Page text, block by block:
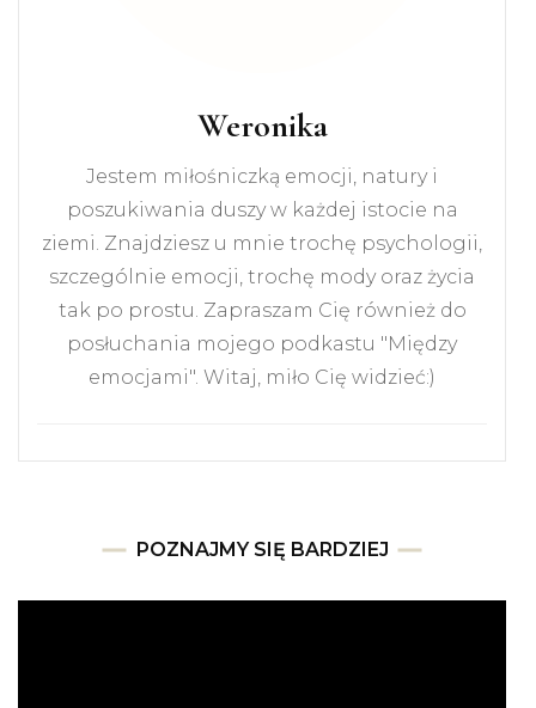
Weronika
Jestem miłośniczką emocji, natury i
poszukiwania duszy w każdej istocie na
ziemi. Znajdziesz u mnie trochę psychologii,
szczególnie emocji, trochę mody oraz życia
tak po prostu. Zapraszam Cię również do
posłuchania mojego podkastu "Między
emocjami". Witaj, miło Cię widzieć:)
POZNAJMY SIĘ BARDZIEJ